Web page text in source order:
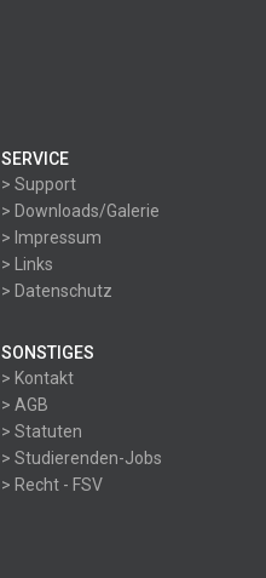
SERVICE
> Support
> Downloads/Galerie
> Impressum
> Links
> Datenschutz
SONSTIGES
> Kontakt
> AGB
> Statuten
> Studierenden-Jobs
> Recht - FSV